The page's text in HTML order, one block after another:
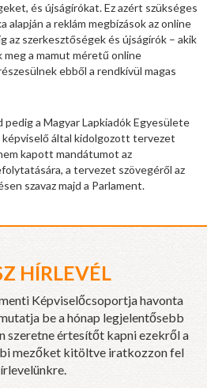
és újságírókat. Ez azért szükséges
alapján a reklám megbízások az online
az szerkesztőségek és újságírók – akik
a mamut méretű online
ebből a rendkívül magas
pedig a Magyar Lapkiadók Egyesülete
által kidolgozott tervezet
kapott mandátumot az
a tervezet szövegéről az
szavaz majd a Parlament.
HÍRLEVÉL
Képviselőcsoportja havonta
be a hónap legjelentősebb
szeretne értesítőt kapni ezekről a
mezőket kitöltve iratkozzon fel